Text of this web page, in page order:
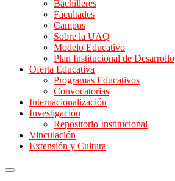
Bachilleres
Facultades
Campus
Sobre la UAQ
Modelo Educativo
Plan Institucional de Desarrollo
Oferta Educativa
Programas Educativos
Convocatorias
Internacionalización
Investigación
Repositorio Institucional
Vinculación
Extensión y Cultura